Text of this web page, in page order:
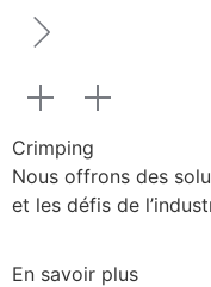
Crimping
Nous offrons des
et les défis de
En savoir plus